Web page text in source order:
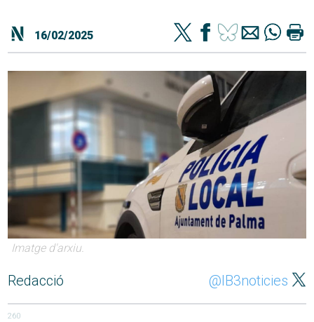
16/02/2025
Imatge d'arxiu.
Redacció @IB3noticies
260